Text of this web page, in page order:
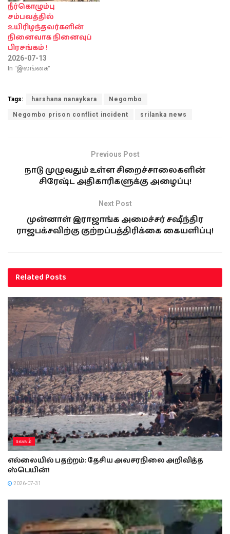
நீர்கொழும்பு
சம்பவத்தில்
உயிரிழந்தவர்களின்
நினைவாக நினைவுப்
பிரசங்கம் !
2026-07-13
In "இலங்கை"
Tags: harshana nanaykara Negombo
Negombo prison conflict incident srilanka news
Previous Post
நாடு முழுவதும் உள்ள சிறைச்சாலைகளின்
சிரேஷ்ட அதிகாரிகளுக்கு அழைப்பு!
Next Post
முன்னாள் இராஜாங்க அமைச்சர் சஷீந்திர
ராஜபக்சவிற்கு குற்றப்பத்திரிக்கை கையளிப்பு!
RelatedPosts
உலகம்
எல்லையில் பதற்றம்: தேசிய அவசரநிலை அறிவித்த
ஸ்பெயின்!
2026-07-31